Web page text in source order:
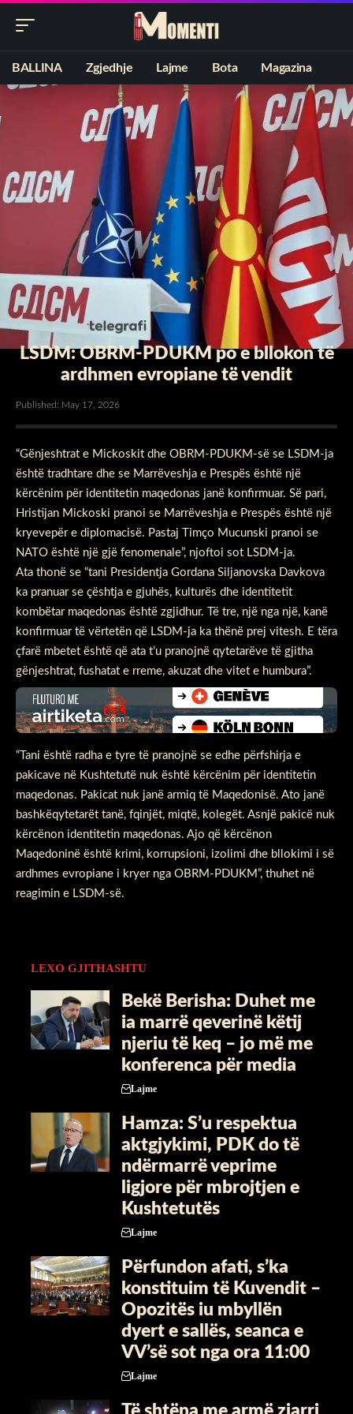
BALLINA Zgjedhje Lajme Bota Magazina
LSDM: OBRM-PDUKM po e bllokon të
ardhmen evropiane të vendit
Published: May 17, 2026
“Gënjeshtrat e Mickoskit dhe OBRM-PDUKM-së se LSDM-ja
është tradhtare dhe se Marrëveshja e Prespës është një
kërcënim për identitetin maqedonas janë konfirmuar. Së pari,
Hristijan Mickoski pranoi se Marrëveshja e Prespës është një
kryevepër e diplomacisë. Pastaj Timço Mucunski pranoi se
NATO është një gjë fenomenale”, njoftoi sot LSDM-ja.
Ata thonë se “tani Presidentja Gordana Siljanovska Davkova
ka pranuar se çështja e gjuhës, kulturës dhe identitetit
kombëtar maqedonas është zgjidhur. Të tre, një nga një, kanë
konfirmuar të vërtetën që LSDM-ja ka thënë prej vitesh. E tëra
çfarë mbetet është që ata t’u pranojnë qytetarëve të gjitha
gënjeshtrat, fushatat e rreme, akuzat dhe vitet e humbura”.
“Tani është radha e tyre të pranojnë se edhe përfshirja e
pakicave në Kushtetutë nuk është kërcënim për identitetin
maqedonas. Pakicat nuk janë armiq të Maqedonisë. Ato janë
bashkëqytetarët tanë, fqinjët, miqtë, kolegët. Asnjë pakicë nuk
kërcënon identitetin maqedonas. Ajo që kërcënon
Maqedoninë është krimi, korrupsioni, izolimi dhe bllokimi i së
ardhmes evropiane i kryer nga OBRM-PDUKM”, thuhet në
reagimin e LSDM-së.
LEXO GJITHASHTU
Bekë Berisha: Duhet me
ia marrë qeverinë këtij
njeriu të keq – jo më me
konferenca për media
Lajme
Hamza: S’u respektua
aktgjykimi, PDK do të
ndërmarrë veprime
ligjore për mbrojtjen e
Kushtetutës
Lajme
Përfundon afati, s’ka
konstituim të Kuvendit –
Opozitës iu mbyllën
dyert e sallës, seanca e
VV’së sot nga ora 11:00
Lajme